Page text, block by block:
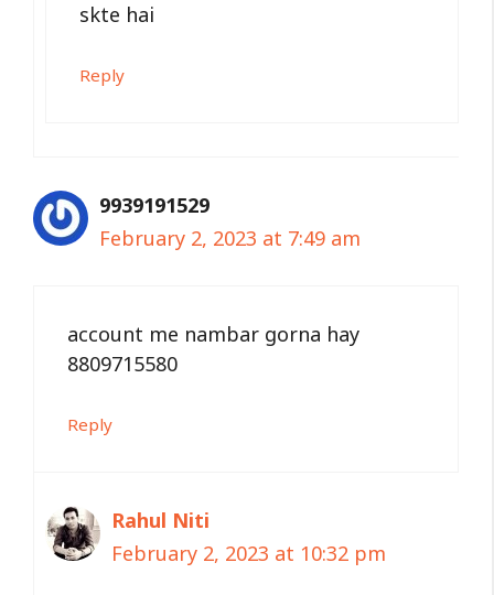
skte hai
Reply
9939191529
February 2, 2023 at 7:49 am
account me nambar gorna hay
8809715580
Reply
Rahul Niti
February 2, 2023 at 10:32 pm